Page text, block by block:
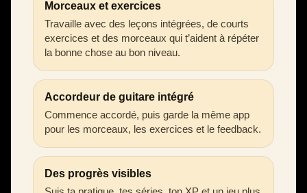
Morceaux et exercices
Travaille avec des leçons intégrées, de courts
exercices et des morceaux qui t’aident à répéter
la bonne chose au bon niveau.
Accordeur de guitare intégré
Commence accordé, puis garde la même app
pour les morceaux, les exercices et le feedback.
Des progrès visibles